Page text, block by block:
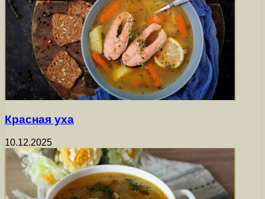
Красная уха
10.12.2025